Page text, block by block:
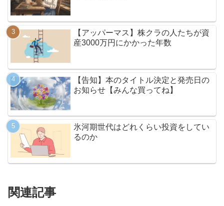
【アッパーマス】株クラの人たちが資
産3000万円にかかった年数
【告知】本のタイトル決定と発売日の
お知らせ【みんな買ってね】
氷河期世代はどれくらい投資をしてい
るのか
関連記事